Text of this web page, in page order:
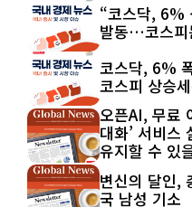
“코스닥, 6%
발동…코스피
코스닥, 6%
코스피 상승
오픈AI, 무료
대화’ 서비
유지할 수 있
변신의 달인,
국 남성 기소